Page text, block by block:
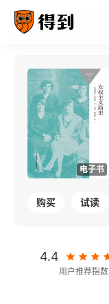
电子书
购买 试读
4.4
用户推荐指数